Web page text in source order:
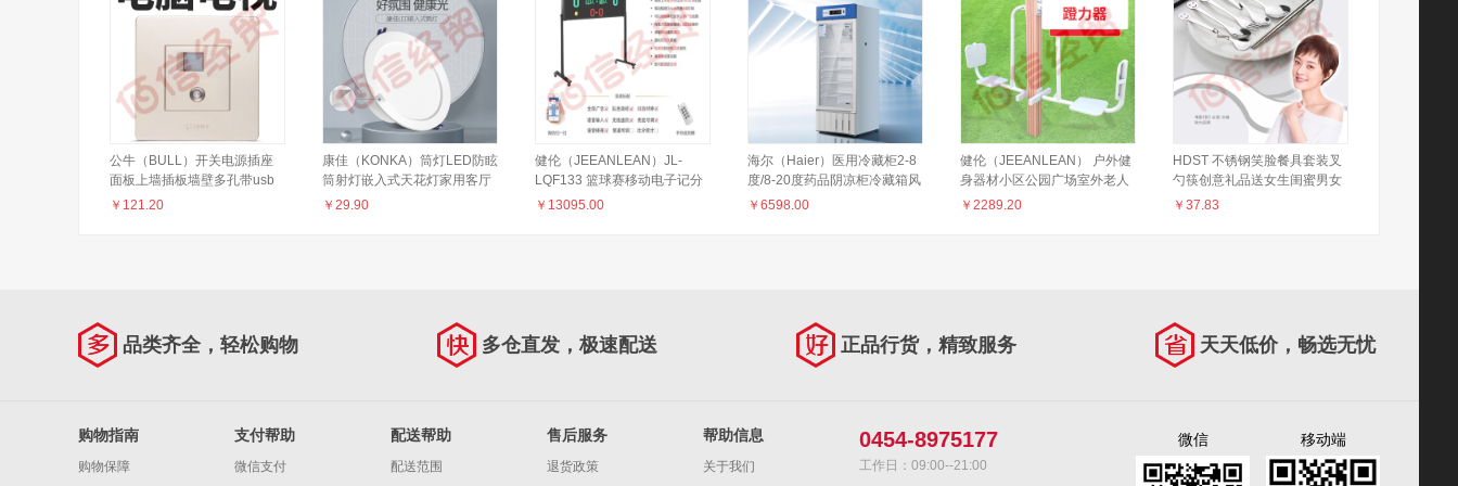
公牛（BULL）开关电源插座
面板上墙插板墙壁多孔带usb
电插座插扦排插 点脑点视
￥ 121.20
康佳（KONKA）筒灯LED防眩
筒射灯嵌入式天花灯家用客厅
泛光过道灯玄关灯服装店 18W
￥ 29.90
健伦（JEEANLEAN）JL-
LQF133 篮球赛移动电子记分
牌 JL-LQF133记分牌
￥ 13095.00
海尔（Haier）医用冷藏柜2-8
度/8-20度药品阴凉柜冷藏箱风
冷无霜展示柜冰柜医药冷柜药
￥ 6598.00
健伦（JEEANLEAN） 户外健
身器材小区公园广场室外老人
运动体育新国标塑木健身路径
￥ 2289.20
HDST 不锈钢笑脸餐具套装叉
勺筷创意礼品送女生闺蜜男女
朋友生日礼物定制活动送客户
￥ 37.83
品类齐全，轻松购物 多仓直发，极速配送 正品行货，精致服务 天天低价，畅选无忧
购物指南
购物保障
支付帮助
微信支付
配送帮助
配送范围
售后服务
退货政策
帮助信息
关于我们
0454-8975177
工作日：09:00--21:00
微信 移动端